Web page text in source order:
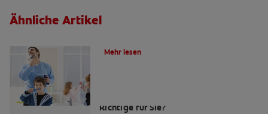
Ähnliche Artikel
Mehr lesen
Richtige für Sie?